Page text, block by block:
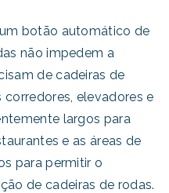
botão automático de
não impedem a
de cadeiras de
elevadores e
largos para
e as áreas de
para permitir o
de cadeiras de rodas.